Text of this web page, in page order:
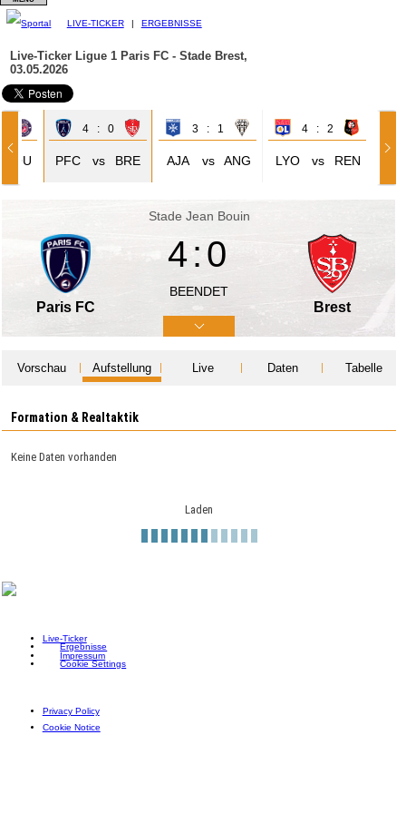
LIVE-TICKER | ERGEBNISSE
Live-Ticker Ligue 1 Paris FC - Stade Brest,
03.05.2026
TOU
4 : 0
PFC vs BRE
3 : 1
AJA vs ANG
4 : 2
LYO vs REN
Stade Jean Bouin
Paris FC
4:0
BEENDET
Brest
Vorschau Aufstellung Live Daten Tabelle
Formation & Realtaktik
Keine Daten vorhanden
Laden
Live-Ticker
Ergebnisse
Impressum
Cookie Settings
Privacy Policy
Cookie Notice